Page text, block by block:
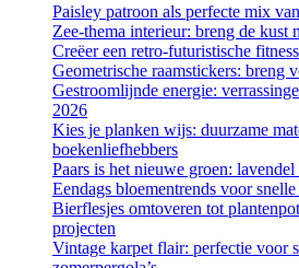
Paisley patroon als perfecte mix
Zee-thema interieur: breng de kust
Creëer een retro-futuristische
Geometrische raamstickers: breng
Gestroomlijnde energie:
2026
Kies je planken wijs: duurzame
boekenliefhebbers
Paars is het nieuwe groen:
Eendags bloementrends voor
Bierflesjes omtoveren tot
projecten
Vintage karpet flair: perfectie voor